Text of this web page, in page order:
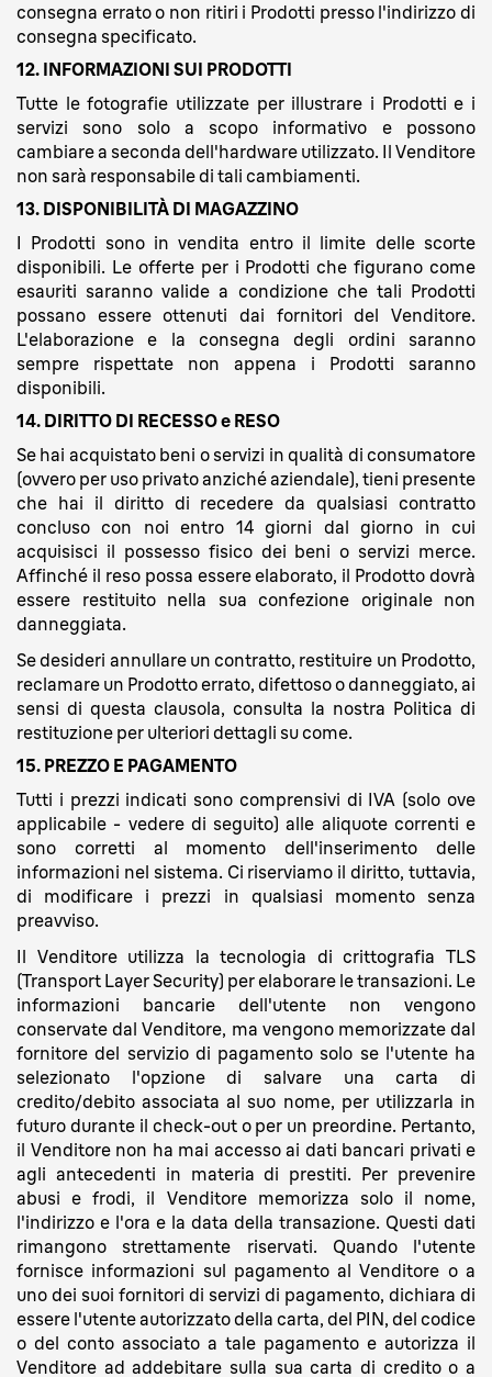
consegna errato o non ritiri i Prodotti presso l'indirizzo di
consegna specificato.
12. INFORMAZIONI SUI PRODOTTI
Tutte le fotografie utilizzate per illustrare i Prodotti e i
servizi sono solo a scopo informativo e possono
cambiare a seconda dell'hardware utilizzato. Il Venditore
non sarà responsabile di tali cambiamenti.
13. DISPONIBILITÀ DI MAGAZZINO
I Prodotti sono in vendita entro il limite delle scorte
disponibili. Le offerte per i Prodotti che figurano come
esauriti saranno valide a condizione che tali Prodotti
possano essere ottenuti dai fornitori del Venditore.
L'elaborazione e la consegna degli ordini saranno
sempre rispettate non appena i Prodotti saranno
disponibili.
14. DIRITTO DI RECESSO e RESO
Se hai acquistato beni o servizi in qualità di consumatore
(ovvero per uso privato anziché aziendale), tieni presente
che hai il diritto di recedere da qualsiasi contratto
concluso con noi entro 14 giorni dal giorno in cui
acquisisci il possesso fisico dei beni o servizi merce.
Affinché il reso possa essere elaborato, il Prodotto dovrà
essere restituito nella sua confezione originale non
danneggiata.
Se desideri annullare un contratto, restituire un Prodotto,
reclamare un Prodotto errato, difettoso o danneggiato, ai
sensi di questa clausola, consulta la nostra Politica di
restituzione per ulteriori dettagli su come.
15. PREZZO E PAGAMENTO
Tutti i prezzi indicati sono comprensivi di IVA (solo ove
applicabile - vedere di seguito) alle aliquote correnti e
sono corretti al momento dell'inserimento delle
informazioni nel sistema. Ci riserviamo il diritto, tuttavia,
di modificare i prezzi in qualsiasi momento senza
preavviso.
Il Venditore utilizza la tecnologia di crittografia TLS
(Transport Layer Security) per elaborare le transazioni. Le
informazioni bancarie dell'utente non vengono
conservate dal Venditore, ma vengono memorizzate dal
fornitore del servizio di pagamento solo se l'utente ha
selezionato l'opzione di salvare una carta di
credito/debito associata al suo nome, per utilizzarla in
futuro durante il check-out o per un preordine. Pertanto,
il Venditore non ha mai accesso ai dati bancari privati e
agli antecedenti in materia di prestiti. Per prevenire
abusi e frodi, il Venditore memorizza solo il nome,
l'indirizzo e l'ora e la data della transazione. Questi dati
rimangono strettamente riservati. Quando l'utente
fornisce informazioni sul pagamento al Venditore o a
uno dei suoi fornitori di servizi di pagamento, dichiara di
essere l'utente autorizzato della carta, del PIN, del codice
o del conto associato a tale pagamento e autorizza il
Venditore ad addebitare sulla sua carta di credito o a